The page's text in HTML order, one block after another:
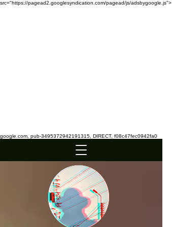
src="https://pagead2.googlesyndication.com/pagead/js/adsbygoogle.js">
google.com, pub-3495372942191315, DIRECT, f08c47fec0942fa0